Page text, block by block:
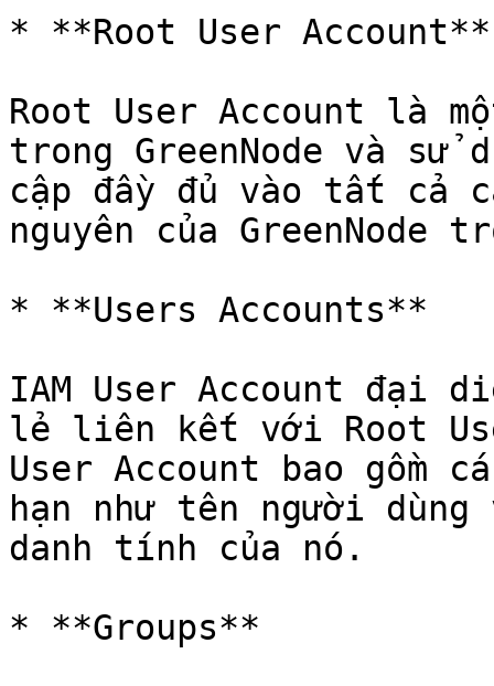
* **Root User Account**
Root User Account là
trong GreenNode và sử
cập đầy đủ vào tất cả
nguyên của GreenNode
* **Users Accounts**
IAM User Account đại
lẻ liên kết với Root
User Account bao gồm
hạn như tên người
danh tính của nó.
* **Groups**